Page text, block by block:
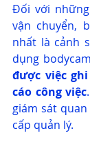
Đối với
vận chuyển,
nhất là cảnh
dụng
được việc
cáo công việc
giám sát
cấp quản lý.